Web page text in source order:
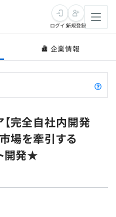
ログイン新規登録
企業情報
完全自社内開発
場を牽引する
開発★